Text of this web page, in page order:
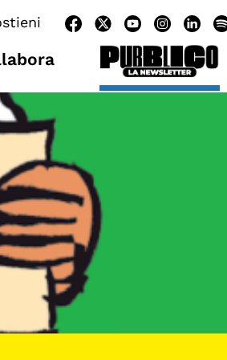
LA SCUOLA
per bambine e bambini
per le scuole
del Pensiero Politico
e Executive Program